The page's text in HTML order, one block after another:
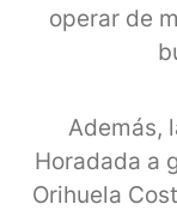
operar de
Además,
Horadada a
Orihuela